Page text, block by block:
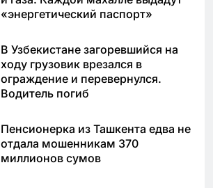
«энергетический паспорт»
В Узбекистане загоревшийся на
ходу грузовик врезался в
ограждение и перевернулся.
Водитель погиб
Пенсионерка из Ташкента едва не
отдала мошенникам 370
миллионов сумов